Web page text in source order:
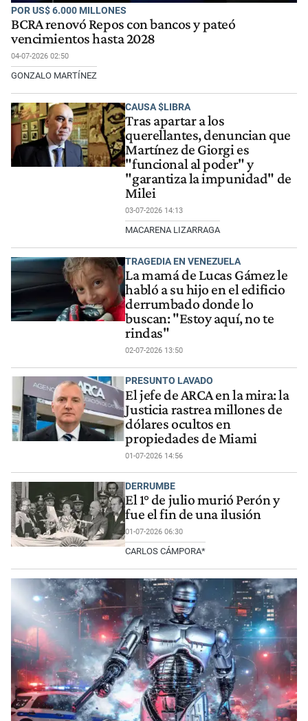
POR US$ 6.000 MILLONES
BCRA renovó Repos con bancos y pateó
vencimientos hasta 2028
04-07-2026 02:50
GONZALO MARTÍNEZ
CAUSA $LIBRA
Tras apartar a los
querellantes, denuncian que
Martínez de Giorgi es
"funcional al poder" y
"garantiza la impunidad" de
Milei
03-07-2026 14:13
MACARENA LIZARRAGA
TRAGEDIA EN VENEZUELA
La mamá de Lucas Gámez le
habló a su hijo en el edificio
derrumbado donde lo
buscan: "Estoy aquí, no te
rindas"
02-07-2026 13:50
PRESUNTO LAVADO
El jefe de ARCA en la mira: la
Justicia rastrea millones de
dólares ocultos en
propiedades de Miami
01-07-2026 14:56
DERRUMBE
El 1° de julio murió Perón y
fue el fin de una ilusión
01-07-2026 06:30
CARLOS CÁMPORA*